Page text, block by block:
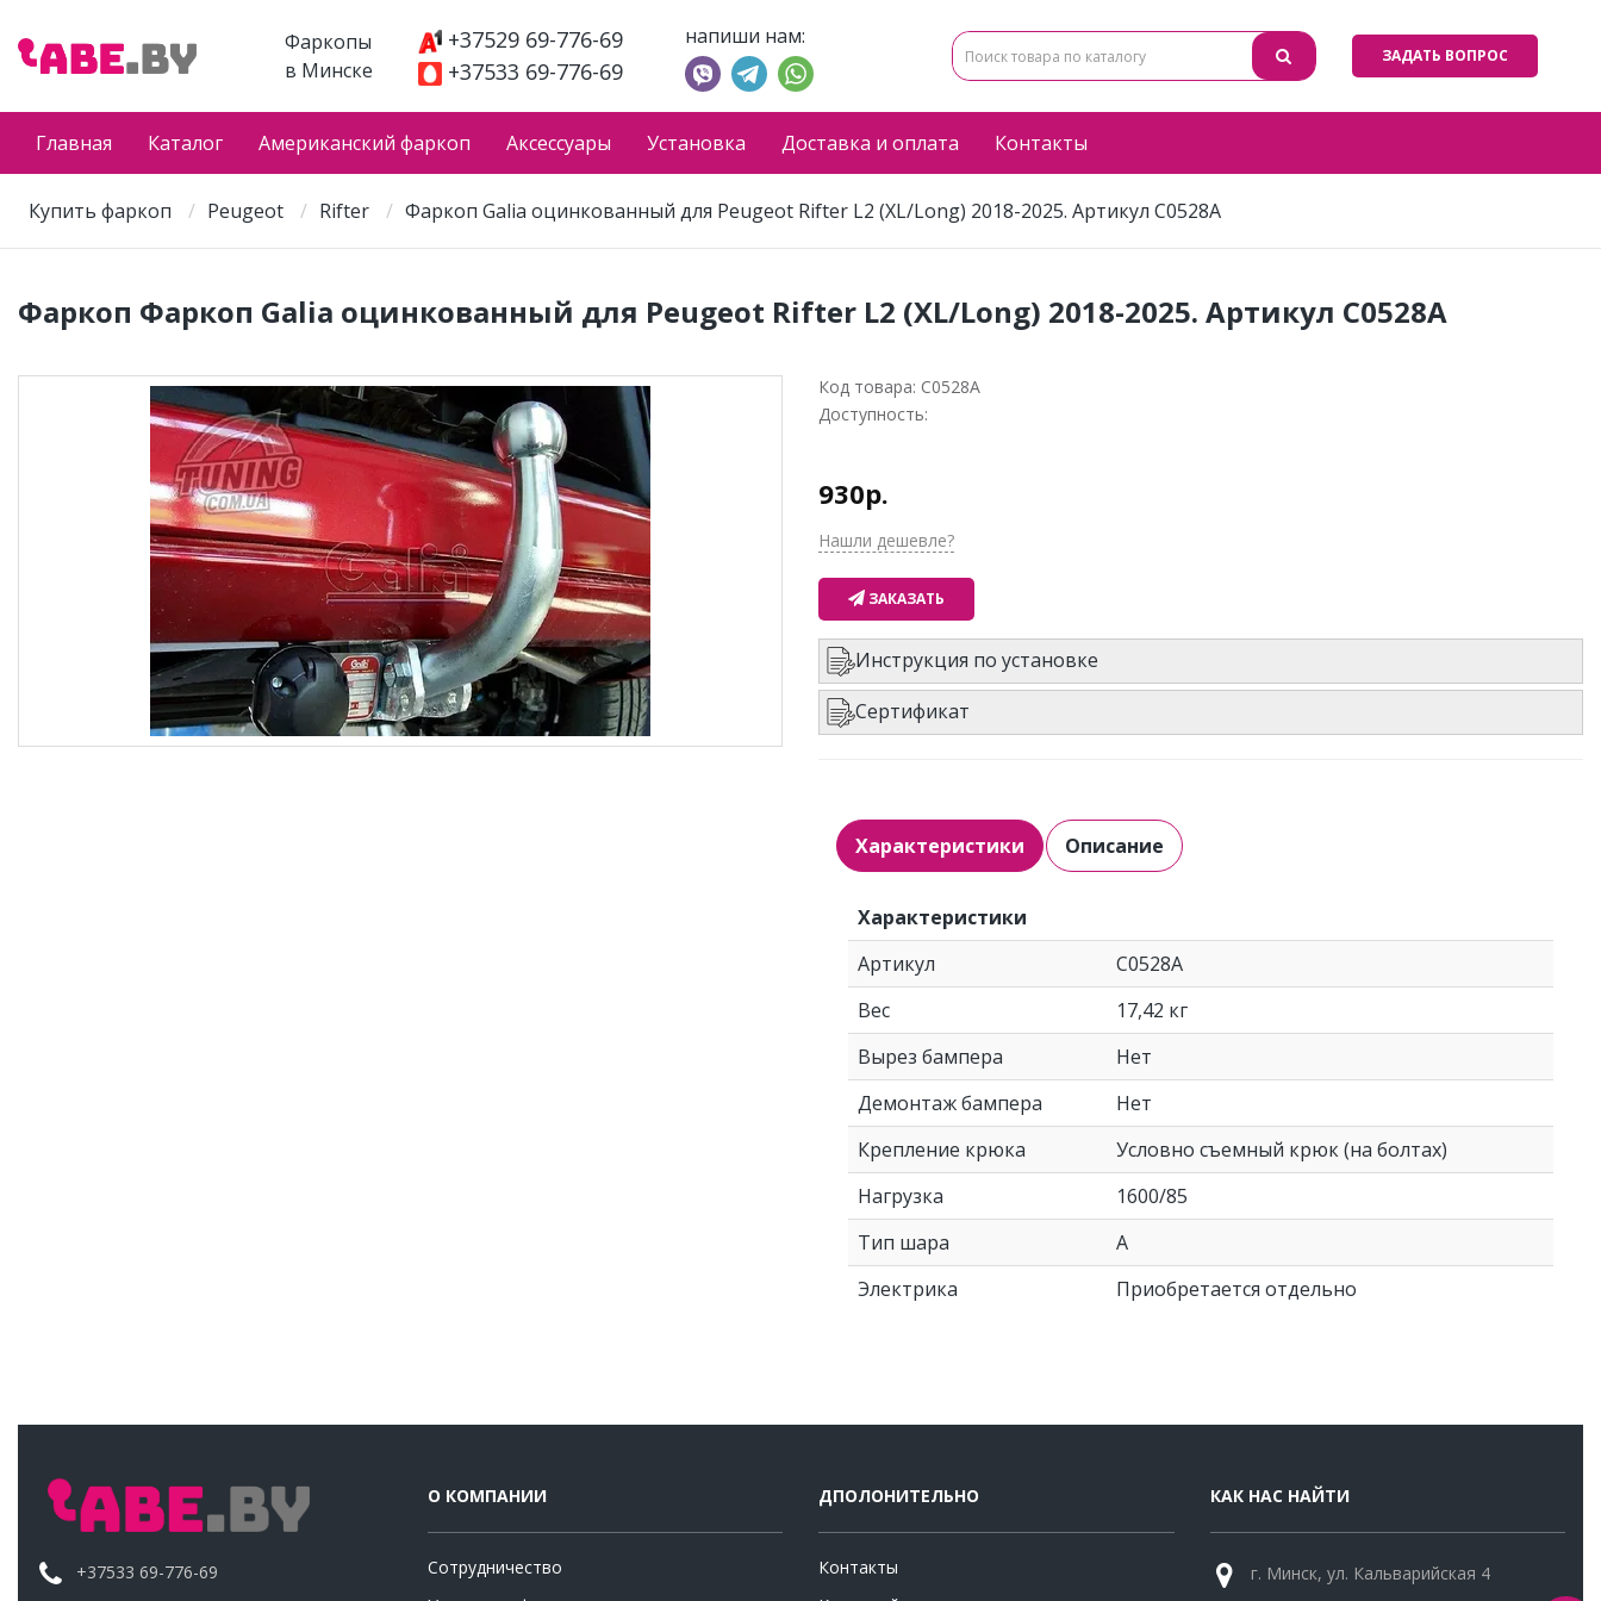
Фаркопы
в Минске
+37529 69-776-69
+37533 69-776-69
напиши нам:
ЗАДАТЬ ВОПРОС
Главная Каталог Американский фаркоп Аксессуары Установка Доставка и оплата Контакты
Купить фаркоп Peugeot Rifter Фаркоп Galia оцинкованный для Peugeot Rifter L2 (XL/Long) 2018-2025. Артикул C0528A
Фаркоп Фаркоп Galia оцинкованный для Peugeot Rifter L2 (XL/Long) 2018-2025. Артикул C0528A
Код товара: C0528A
Доступность:
930р.
Нашли дешевле?
ЗАКАЗАТЬ
Инструкция по установке
Сертификат
Характеристики Описание
Характеристики
Артикул
C0528A
Вес
17,42 кг
Вырез бампера
Нет
Демонтаж бампера
Нет
Крепление крюка
Условно съемный крюк (на болтах)
Нагрузка
1600/85
Тип шара
A
Электрика
Приобретается отдельно
+37533 69-776-69
О КОМПАНИИ
Сотрудничество
ДПОЛОНИТЕЛЬНО
Контакты
КАК НАС НАЙТИ
г. Минск, ул. Кальварийская 4